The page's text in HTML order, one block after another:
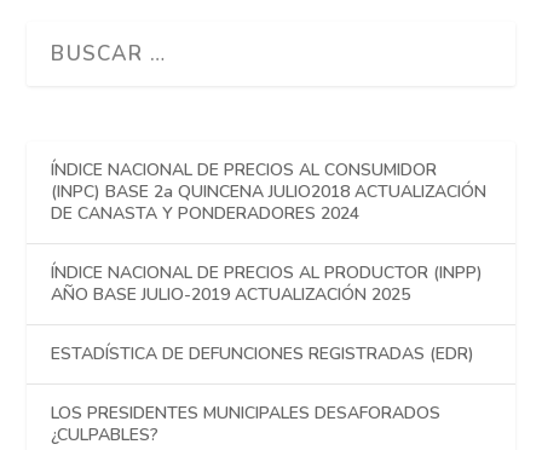
ÍNDICE NACIONAL DE PRECIOS AL CONSUMIDOR
(INPC) BASE 2a QUINCENA JULIO2018 ACTUALIZACIÓN
DE CANASTA Y PONDERADORES 2024
ÍNDICE NACIONAL DE PRECIOS AL PRODUCTOR (INPP)
AÑO BASE JULIO-2019 ACTUALIZACIÓN 2025
ESTADÍSTICA DE DEFUNCIONES REGISTRADAS (EDR)
LOS PRESIDENTES MUNICIPALES DESAFORADOS
¿CULPABLES?